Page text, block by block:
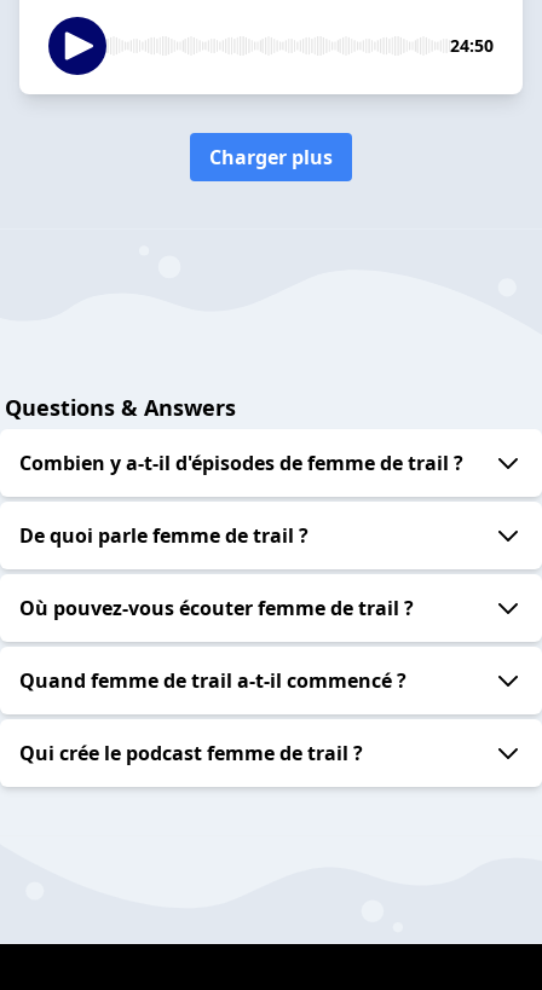
24:50
Charger plus
Questions & Answers
Combien y a-t-il d'épisodes de femme de trail ?
De quoi parle femme de trail ?
Où pouvez-vous écouter femme de trail ?
Quand femme de trail a-t-il commencé ?
Qui crée le podcast femme de trail ?